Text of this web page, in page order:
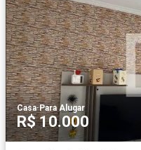
Casa·Para Alugar
R$ 10.000